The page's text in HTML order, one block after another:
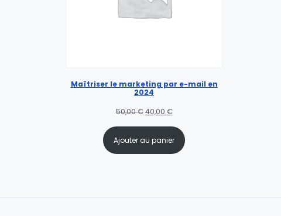
Maîtriser le marketing par e-mail en
2024
50,00€ 40,00 €
Ajouter au panier